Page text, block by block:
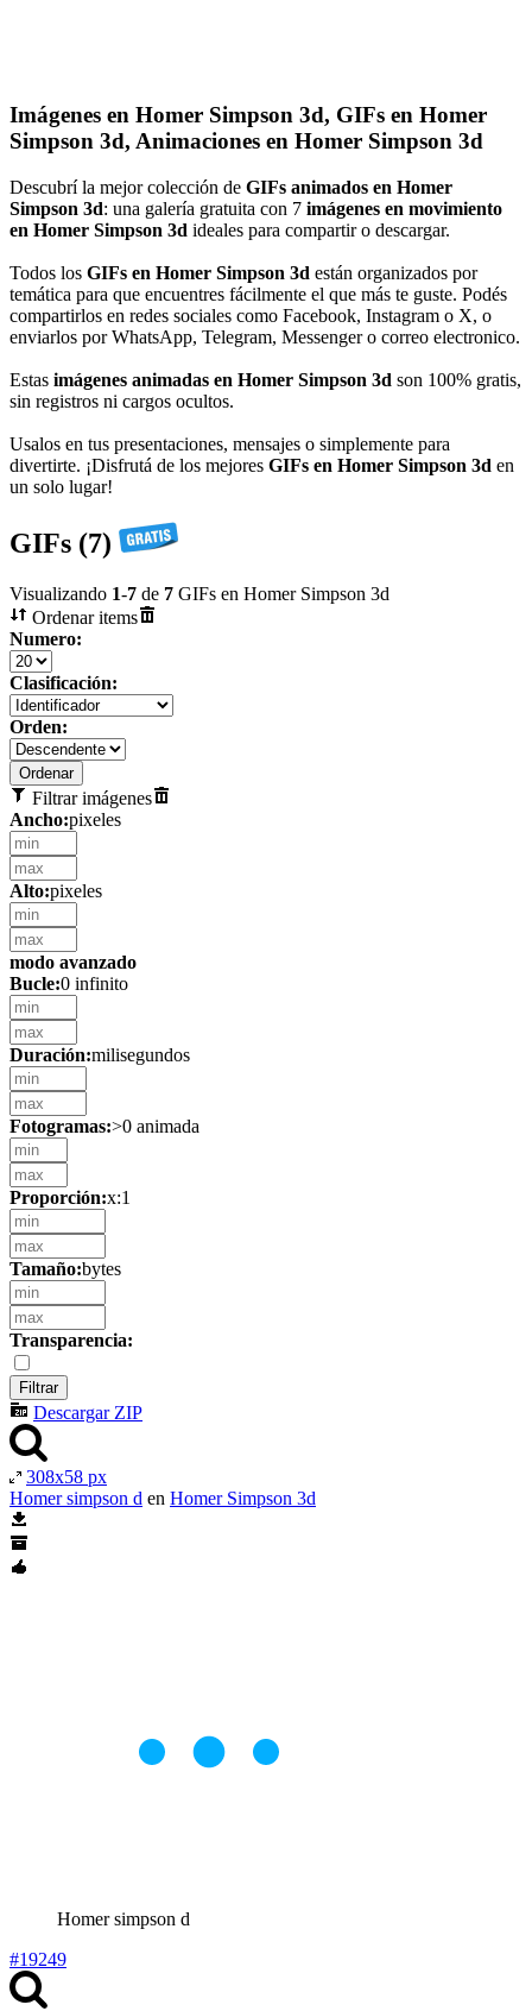
Imágenes en Homer Simpson 3d, GIFs en Homer
Simpson 3d, Animaciones en Homer Simpson 3d
Descubrí la mejor colección de GIFs animados en Homer
Simpson 3d: una galería gratuita con 7 imágenes en movimiento
en Homer Simpson 3d ideales para compartir o descargar.
Todos los GIFs en Homer Simpson 3d están organizados por
temática para que encuentres fácilmente el que más te guste. Podés
compartirlos en redes sociales como Facebook, Instagram o X, o
enviarlos por WhatsApp, Telegram, Messenger o correo electronico.
Estas imágenes animadas en Homer Simpson 3d son 100% gratis,
sin registros ni cargos ocultos.
Usalos en tus presentaciones, mensajes o simplemente para
divertirte. ¡Disfrutá de los mejores GIFs en Homer Simpson 3d en
un solo lugar!
GIFs (7)
Visualizando 1-7 de 7 GIFs en Homer Simpson 3d
Ordenar items
Numero:
Clasificación:
Orden:
Filtrar imágenes
Ancho:pixeles
Alto:pixeles
modo avanzado
Bucle:0 infinito
Duración:milisegundos
Fotogramas:>0 animada
Proporción:x:1
Tamaño:bytes
Transparencia:
Descargar ZIP
308x58 px
Homer simpson d en Homer Simpson 3d
Homer simpson d
#19249